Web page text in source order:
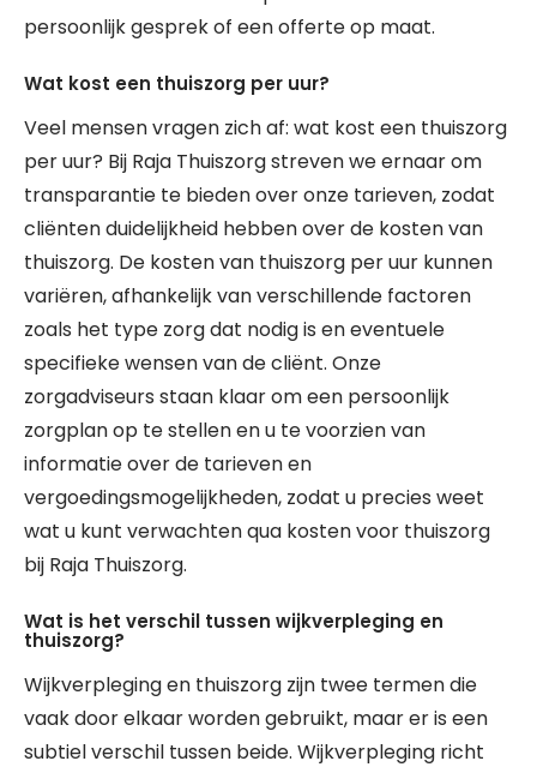
persoonlijk gesprek of een offerte op maat.
Wat kost een thuiszorg per uur?
Veel mensen vragen zich af: wat kost een thuiszorg
per uur? Bij Raja Thuiszorg streven we ernaar om
transparantie te bieden over onze tarieven, zodat
cliënten duidelijkheid hebben over de kosten van
thuiszorg. De kosten van thuiszorg per uur kunnen
variëren, afhankelijk van verschillende factoren
zoals het type zorg dat nodig is en eventuele
specifieke wensen van de cliënt. Onze
zorgadviseurs staan klaar om een persoonlijk
zorgplan op te stellen en u te voorzien van
informatie over de tarieven en
vergoedingsmogelijkheden, zodat u precies weet
wat u kunt verwachten qua kosten voor thuiszorg
bij Raja Thuiszorg.
Wat is het verschil tussen wijkverpleging en
thuiszorg?
Wijkverpleging en thuiszorg zijn twee termen die
vaak door elkaar worden gebruikt, maar er is een
subtiel verschil tussen beide. Wijkverpleging richt